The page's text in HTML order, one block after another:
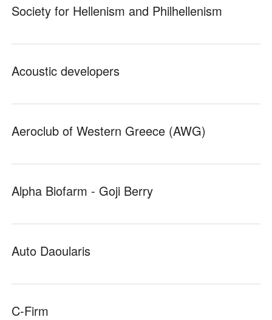
Society for Hellenism and Philhellenism
Acoustic developers
Aeroclub of Western Greece (AWG)
Alpha Biofarm - Goji Berry
Auto Daoularis
C-Firm